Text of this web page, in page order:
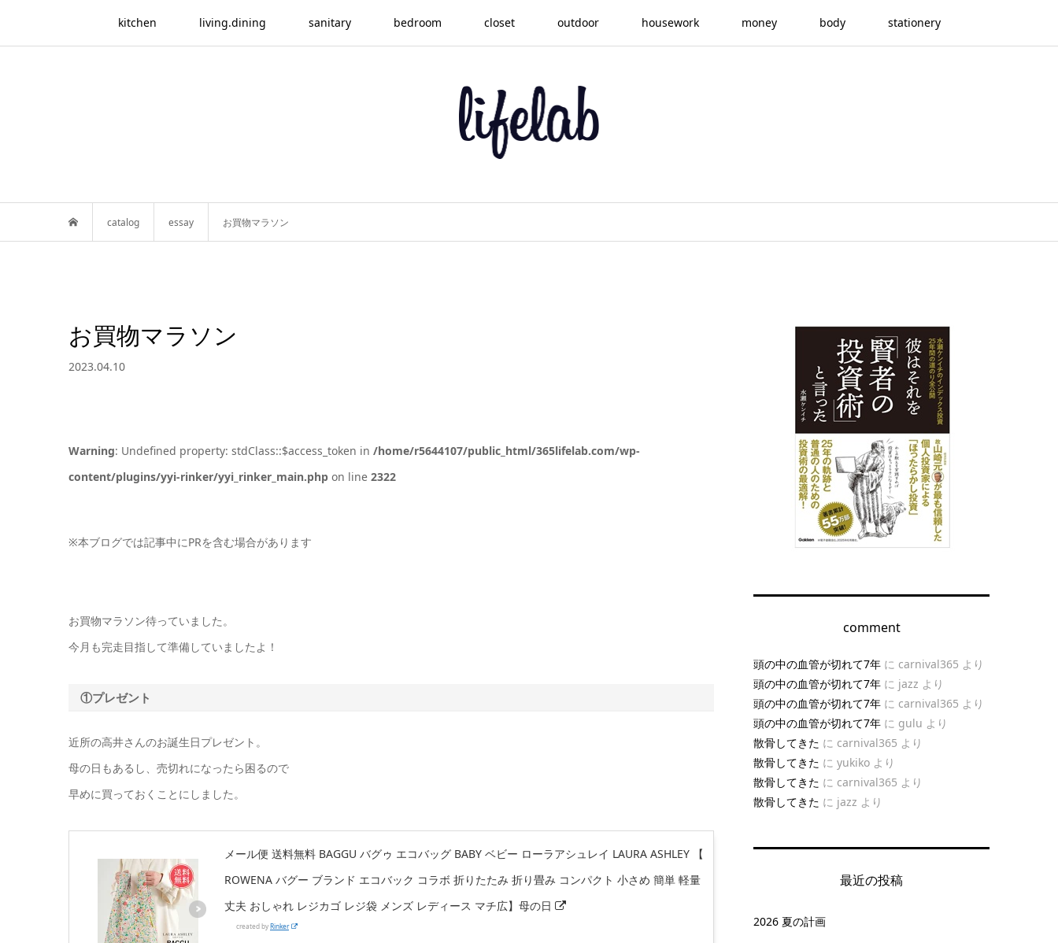
kitchen living.dining sanitary bedroom closet outdoor housework money body stationery
catalog essay お買物マラソン
お買物マラソン
2023.04.10
Warning: Undefined property: stdClass::$access_token in /home/r5644107/public_html/365lifelab.com/wp-
content/plugins/yyi-rinker/yyi_rinker_main.php on line 2322
※本ブログでは記事中にPRを含む場合があります
お買物マラソン待っていました。
今月も完走目指して準備していましたよ！
①プレゼント
近所の高井さんのお誕生日プレゼント。
母の日もあるし、売切れになったら困るので
早めに買っておくことにしました。
メール便 送料無料 BAGGU バグゥ エコバッグ BABY ベビー ローラアシュレイ LAURA ASHLEY 【
ROWENA バグー ブランド エコバック コラボ 折りたたみ 折り畳み コンパクト 小さめ 簡単 軽量
丈夫 おしゃれ レジカゴ レジ袋 メンズ レディース マチ広】母の日
created by Rinker
comment
頭の中の血管が切れて7年 に carnival365 より
頭の中の血管が切れて7年 に jazz より
頭の中の血管が切れて7年 に carnival365 より
頭の中の血管が切れて7年 に gulu より
散骨してきた に carnival365 より
散骨してきた に yukiko より
散骨してきた に carnival365 より
散骨してきた に jazz より
最近の投稿
2026 夏の計画